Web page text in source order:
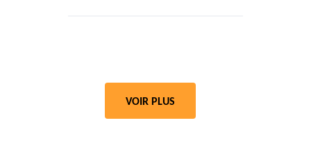
VOIR PLUS